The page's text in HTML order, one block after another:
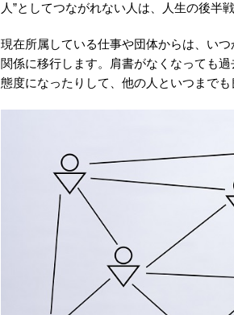
人”としてつながれない人は、人生の後半
現在所属している仕事や団体からは、い
関係に移行します。肩書がなくなっても
態度になったりして、他の人といつまでも